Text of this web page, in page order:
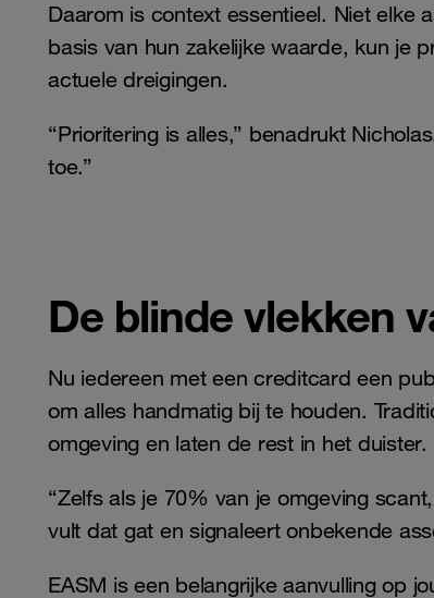
Daarom is context essentieel. Niet elke
basis van hun zakelijke waarde, kun je
actuele dreigingen.
“Prioritering is alles,” benadrukt
toe.”
De blinde vlekken
Nu iedereen met een creditcard een
om alles handmatig bij te houden.
omgeving en laten de rest in het duister.
“Zelfs als je 70% van je omgeving
vult dat gat en signaleert onbekende
EASM is een belangrijke aanvulling op